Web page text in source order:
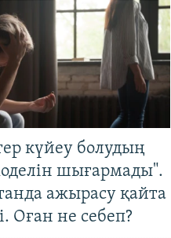
күйеу болудың
шығармады".
ажырасу қайта
Оған не себеп?